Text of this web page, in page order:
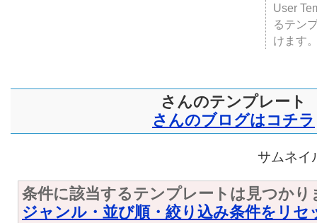
User
るテン
けます
さんのテンプレート
さんのブログはコチラ
サムネイ
条件に該当するテンプレートは見つかり
ジャンル・並び順・絞り込み条件をリセ